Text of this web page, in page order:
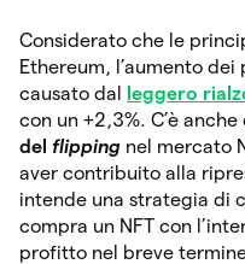
Considerato che le
Ethereum, l’aumento
causato dal
leggero
con un +2,3%. C’è
del flipping nel mercato
aver contribuito alla
intende una strategia di
compra un NFT con
profitto nel breve